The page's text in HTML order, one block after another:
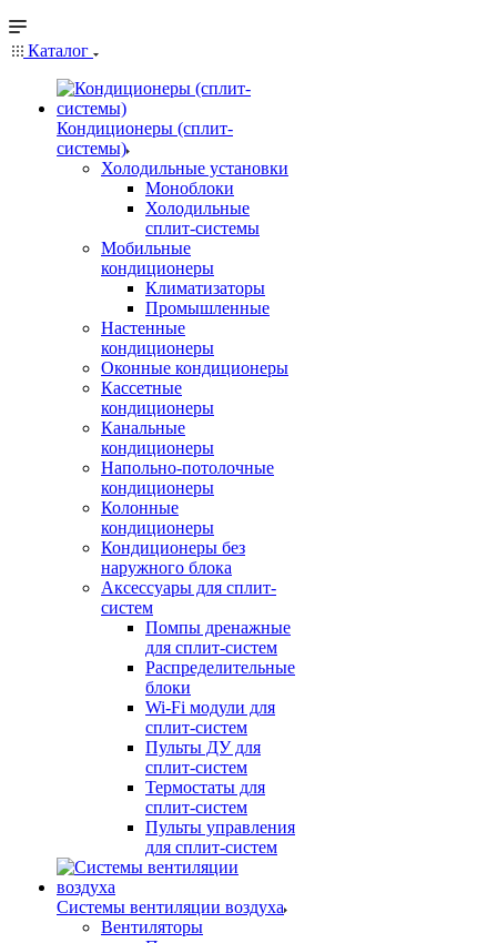
Каталог
Кондиционеры (сплит-
системы)
Холодильные установки
Моноблоки
Холодильные
сплит-системы
Мобильные
кондиционеры
Климатизаторы
Промышленные
Настенные
кондиционеры
Оконные кондиционеры
Кассетные
кондиционеры
Канальные
кондиционеры
Напольно-потолочные
кондиционеры
Колонные
кондиционеры
Кондиционеры без
наружного блока
Аксессуары для сплит-
систем
Помпы дренажные
для сплит-систем
Распределительные
блоки
Wi-Fi модули для
сплит-систем
Пульты ДУ для
сплит-систем
Термостаты для
сплит-систем
Пульты управления
для сплит-систем
Системы вентиляции воздуха
Вентиляторы